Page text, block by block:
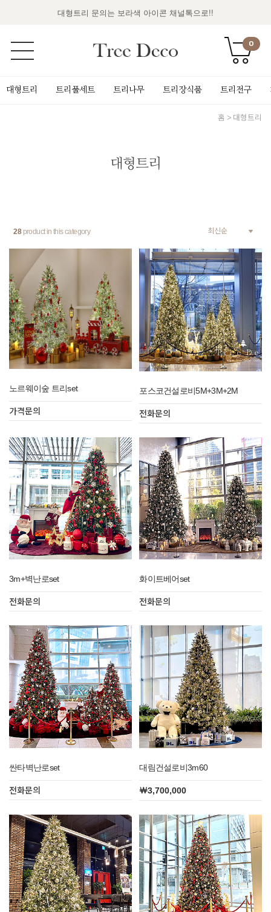
대형트리 문의는 보라색 아이콘 채널톡으로!!
0
대형트리 트리풀세트 트리나무 트리장식품 트리전구
홈 대형트리
대형트리
28product in this category
노르웨이숲 트리set
가격문의
포스코건설로비5M+3M+2M
전화문의
3m+벽난로set
전화문의
화이트베어set
전화문의
싼타벽난로set
전화문의
대림건설로비3m60
￦3,700,000